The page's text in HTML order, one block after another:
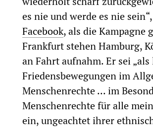
es nie und werde es nie
Facebook, als die Kampagne
Frankfurt stehen Hamburg,
an Fahrt aufnahm. Er sei
Friedensbewegungen im
Menschenrechte ... im
Menschenrechte für alle
ein, ungeachtet ihrer